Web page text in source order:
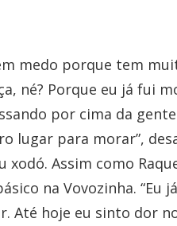
medo porque tem
né? Porque eu já fui
por cima da
lugar para morar”,
xodó. Assim como
na Vovozinha.
Até hoje eu sinto dor